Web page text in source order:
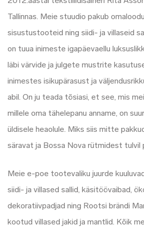
Tallinnas. Meie stuudio pakub
sisustustooteid ning siidi- ja villaseid
on tuua inimeste igapäevaellu
läbi värvide ja julgete mustrite
inimestes isikupärasust ja
abil. On ju teada tõsiasi, et see, mis
millele oma tähelepanu anname, on
üldisele heaolule. Miks siis mitte
säravat ja Bossa Nova rütmidest tulvil
Meie e-poe tootevaliku juurde
siidi- ja villased sallid, käsitöövaibad,
dekoratiivpadjad ning Rootsi brändi
kootud villased jakid ja mantlid. Kõik